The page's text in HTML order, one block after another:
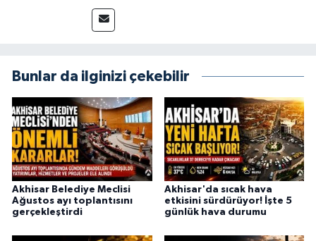
Bunlar da ilginizi çekebilir
Akhisar Belediye Meclisi
Ağustos ayı toplantısını
gerçekleştirdi
Akhisar'da sıcak hava
etkisini sürdürüyor! İşte 5
günlük hava durumu